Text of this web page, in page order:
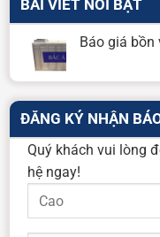
BÀI VIẾT NỔI BẬT
Báo giá bồn
ĐĂNG KÝ NHẬN
Quý khách vui lòng
hệ ngay!